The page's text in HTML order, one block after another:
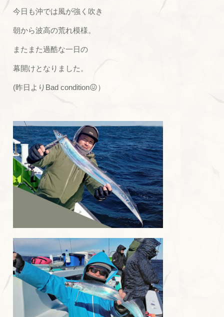
今日も沖では風が強く吹き
朝から波高の荒れ模様。
またまた過酷な一日の
幕開けとなりました。
(昨日よりBad condition😖）